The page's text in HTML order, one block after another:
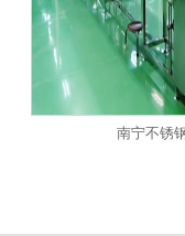
南宁不锈